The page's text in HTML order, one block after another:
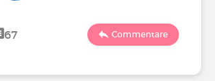
67 Commentare